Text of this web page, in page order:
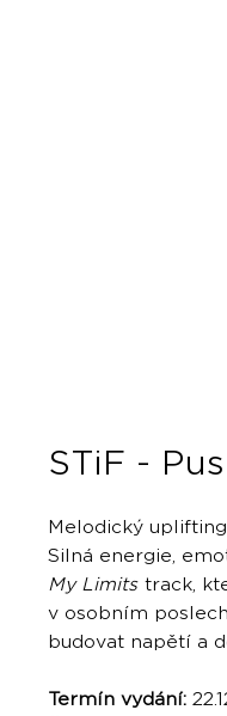
STiF -
Melodický
Silná energie,
My Limits track,
v osobním
budovat napětí a
Termín vydání: